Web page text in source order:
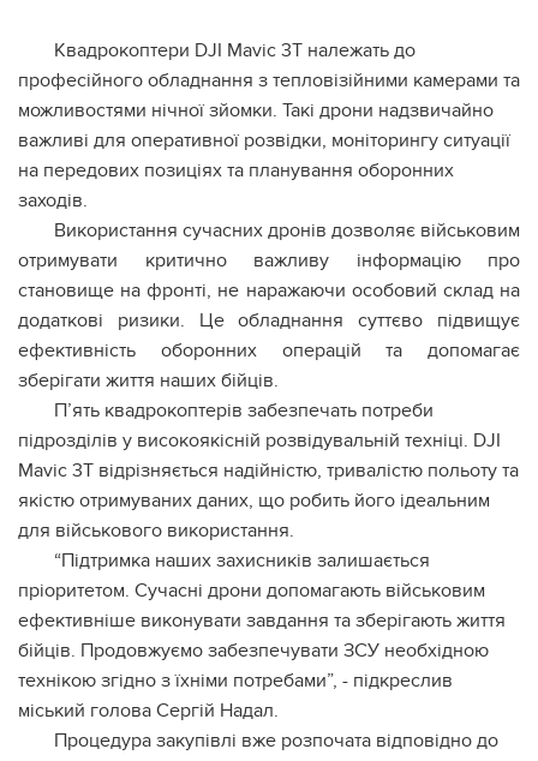
Квадрокоптери DJI Mavic 3T належать до
професійного обладнання з тепловізійними камерами та
можливостями нічної зйомки. Такі дрони надзвичайно
важливі для оперативної розвідки, моніторингу ситуації
на передових позиціях та планування оборонних
заходів.
Використання сучасних дронів дозволяє військовим
отримувати критично важливу інформацію про
становище на фронті, не наражаючи особовий склад на
додаткові ризики. Це обладнання суттєво підвищує
ефективність оборонних операцій та допомагає
зберігати життя наших бійців.
П’ять квадрокоптерів забезпечать потреби
підрозділів у високоякісній розвідувальній техніці. DJI
Mavic 3T відрізняється надійністю, тривалістю польоту та
якістю отримуваних даних, що робить його ідеальним
для військового використання.
“Підтримка наших захисників залишається
пріоритетом. Сучасні дрони допомагають військовим
ефективніше виконувати завдання та зберігають життя
бійців. Продовжуємо забезпечувати ЗСУ необхідною
технікою згідно з їхніми потребами”, - підкреслив
міський голова Сергій Надал.
Процедура закупівлі вже розпочата відповідно до